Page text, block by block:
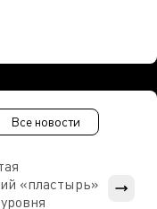
Все новости
«пластырь»